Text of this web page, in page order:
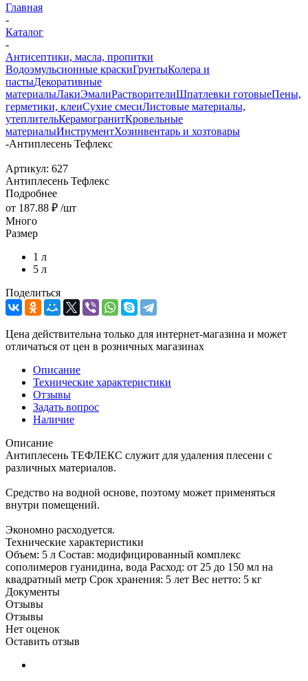
Главная
-
Каталог
-
Антисептики, масла, пропитки
Водоэмульсионные краскиГрунтыКолера и
пастыДекоративные
материалыЛакиЭмалиРастворителиШпатлевки готовыеПены,
герметики, клеиСухие смесиЛистовые материалы,
утеплительКерамогранитКровельные
материалыИнструментХозинвентарь и хозтовары
-Антиплесень Тефлекс
Артикул: 627
Антиплесень Тефлекс
Подробнее
от 187.88 ₽ /шт
Много
Размер
1 л
5 л
Поделиться
Цена действительна только для интернет-магазина и может
отличаться от цен в розничных магазинах
Описание
Технические характеристики
Отзывы
Задать вопрос
Наличие
Описание
Антиплесень ТЕФЛЕКС служит для удаления плесени с
различных материалов.
Средство на водной основе, поэтому может применяться
внутри помещений.
Экономно расходуется.
Технические характеристики
Объем: 5 л Состав: модифицированный комплекс
сополимеров гуанидина, вода Расход: от 25 до 150 мл на
квадратный метр Срок хранения: 5 лет Вес нетто: 5 кг
Документы
Отзывы
Отзывы
Нет оценок
Оставить отзыв